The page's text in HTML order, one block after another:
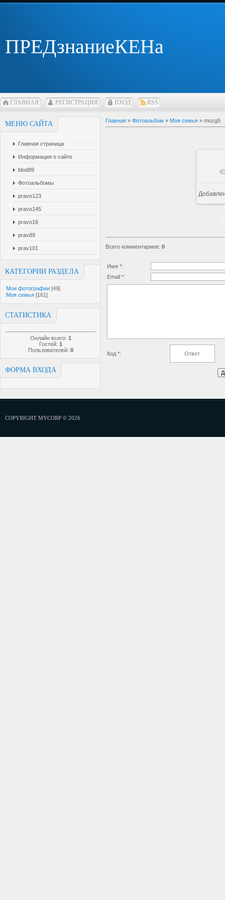
ПРЕДзнаниеКЕНа
ГЛАВНАЯ РЕГИСТРАЦИЯ ВХОД RSS
МЕНЮ САЙТА
Главная страница
Информация о сайте
blod89
Фотоальбомы
pravo123
pravo145
pravo16
prav89
prav101
КАТЕГОРИИ РАЗДЕЛА
Мои фотографии [49]
Моя семья [161]
СТАТИСТИКА
Онлайн всего: 1
Гостей: 1
Пользователей: 0
ФОРМА ВХОДА
Главная » Фотоальбом » Моя семья » mozg5
В
Всего комментариев: 0
Имя *:
Email *:
Код *:
COPYRIGHT MYCORP © 2026